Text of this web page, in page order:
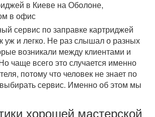
сервис по заправке картриджей
уж и легко. Не раз слышал о разных
возникали между клиентами и
чаще всего это случается именно
потому что человек не знает по
сервис. Именно об этом мы
хорошей мастерской